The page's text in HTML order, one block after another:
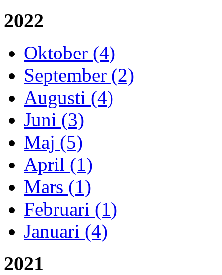
2022
Oktober (4)
September (2)
Augusti (4)
Juni (3)
Maj (5)
April (1)
Mars (1)
Februari (1)
Januari (4)
2021